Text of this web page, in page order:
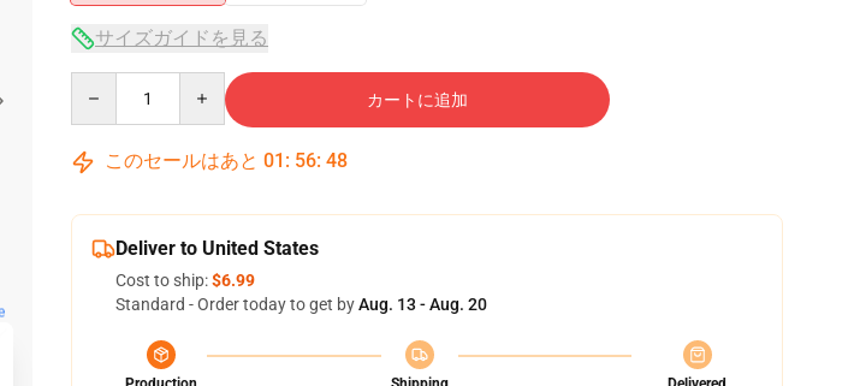
サイズガイドを見る
カートに追加
このセールはあと 01 : 56: 46
Deliver to United States
Cost to ship:$6.99
Standard - Order today to get byAug. 13 - Aug. 20